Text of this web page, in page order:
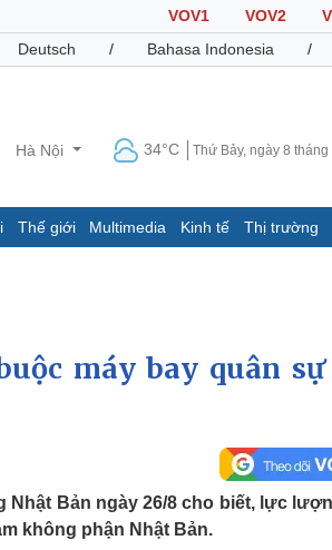
VOV1 VOV2
Deutsch / Bahasa Indonesia /
Hà Nội 34°C Thứ Bảy, ngày 8
Thế giới Multimedia Kinh tế Thị trường
Dấu ấn VOV
Việt Nam
Phân tích
Thể thao
Lịch thi đấu
máy bay quân
Nhật Bản ngày 26/8 cho biết, lực
không phận Nhật Bản.